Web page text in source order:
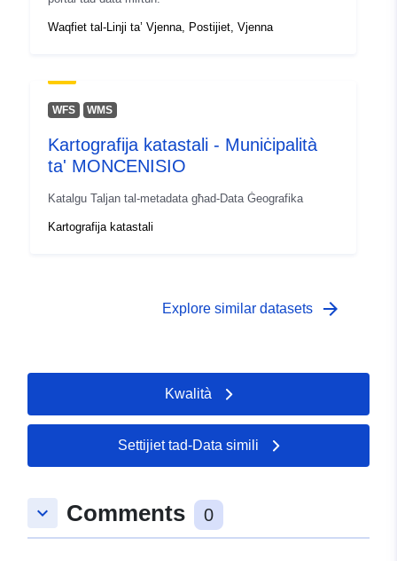
Waqfiet tal-Linji ta’ Vjenna, Postijiet, Vjenna
WFS WMS
Kartografija katastali - Muniċipalità
ta' MONCENISIO
Katalgu Taljan tal-metadata għad-Data Ġeografika
Kartografija katastali
Explore similar datasets arrow_forward
Kwalità
Settijiet tad-Data simili
keyboard_arrow_down Comments 0